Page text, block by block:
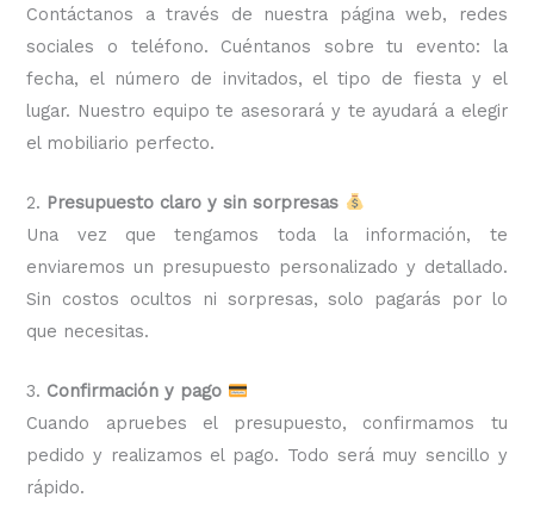
Contáctanos a través de nuestra página web, redes
sociales o teléfono. Cuéntanos sobre tu evento: la
fecha, el número de invitados, el tipo de fiesta y el
lugar. Nuestro equipo te asesorará y te ayudará a elegir
el mobiliario perfecto.
2. Presupuesto claro y sin sorpresas
Una vez que tengamos toda la información, te
enviaremos un presupuesto personalizado y detallado.
Sin costos ocultos ni sorpresas, solo pagarás por lo
que necesitas.
3. Confirmación y pago
Cuando apruebes el presupuesto, confirmamos tu
pedido y realizamos el pago. Todo será muy sencillo y
rápido.